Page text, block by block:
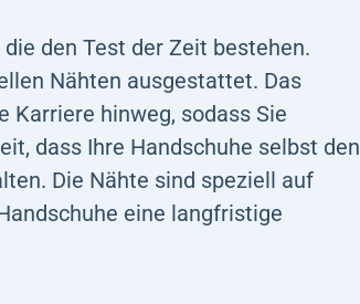
den Test der Zeit bestehen.
Nähten ausgestattet. Das
hinweg, sodass Sie
dass Ihre Handschuhe selbst den
Die Nähte sind speziell auf
eine langfristige